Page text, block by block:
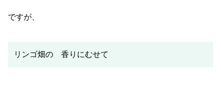
ですが、
リンゴ畑の 香りにむせて